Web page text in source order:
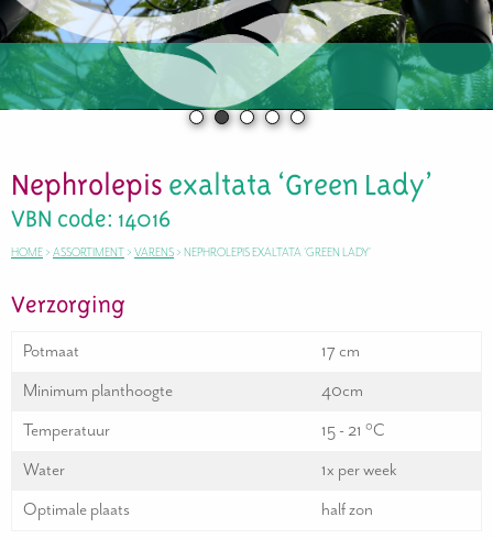
Nephrolepis exaltata ‘Green Lady’
VBN code: 14016
HOME > ASSORTIMENT > VARENS > NEPHROLEPIS EXALTATA ‘GREEN LADY’
Verzorging
Potmaat
17 cm
Minimum planthoogte
40cm
Temperatuur
15 - 21 °C
Water
1x per week
Optimale plaats
half zon